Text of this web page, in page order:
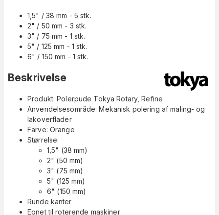
1,5" / 38 mm - 5 stk.
2" / 50 mm - 3 stk.
3" / 75 mm - 1 stk.
5" / 125 mm - 1 stk.
6" / 150 mm - 1 stk.
Beskrivelse
Produkt: Polerpude Tokya Rotary, Refine
Anvendelsesområde: Mekanisk polering af maling- og
lakoverflader
Farve: Orange
Størrelse:
1,5" (38 mm)
2" (50 mm)
3" (75 mm)
5" (125 mm)
6" (150 mm)
Runde kanter
Egnet til roterende maskiner